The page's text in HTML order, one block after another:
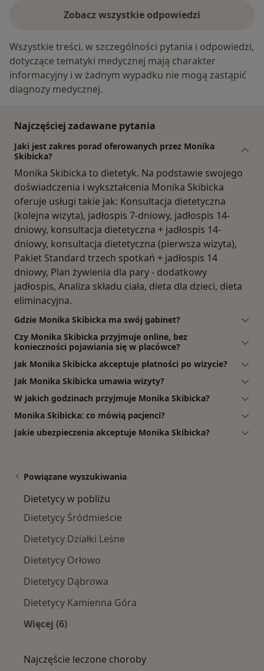
Zobacz wszystkie odpowiedzi
Wszystkie treści, w szczególności pytania i odpowiedzi,
dotyczące tematyki medycznej mają charakter
informacyjny i w żadnym wypadku nie mogą zastąpić
diagnozy medycznej.
Najczęściej zadawane pytania
Jaki jest zakres porad oferowanych przez Monika
Skibicka?
Monika Skibicka to dietetyk. Na podstawie swojego
doświadczenia i wykształcenia Monika Skibicka
oferuje usługi takie jak: Konsultacja dietetyczna
(kolejna wizyta), jadłospis 7-dniowy, jadłospis 14-
dniowy, konsultacja dietetyczna + jadłospis 14-
dniowy, konsultacja dietetyczna (pierwsza wizyta),
Pakiet Standard trzech spotkań + jadłospis 14
dniowy, Plan żywienia dla pary - dodatkowy
jadłospis, Analiza składu ciała, dieta dla dzieci, dieta
eliminacyjna.
Gdzie Monika Skibicka ma swój gabinet?
Czy Monika Skibicka przyjmuje online, bez
konieczności pojawiania się w placówce?
Jak Monika Skibicka akceptuje płatności po wizycie?
Jak Monika Skibicka umawia wizyty?
W jakich godzinach przyjmuje Monika Skibicka?
Monika Skibicka: co mówią pacjenci?
Jakie ubezpieczenia akceptuje Monika Skibicka?
Powiązane wyszukiwania
Dietetycy w pobliżu
Dietetycy Śródmieście
Dietetycy Działki Leśne
Dietetycy Orłowo
Dietetycy Dąbrowa
Dietetycy Kamienna Góra
Więcej (6)
Najczęście leczone choroby